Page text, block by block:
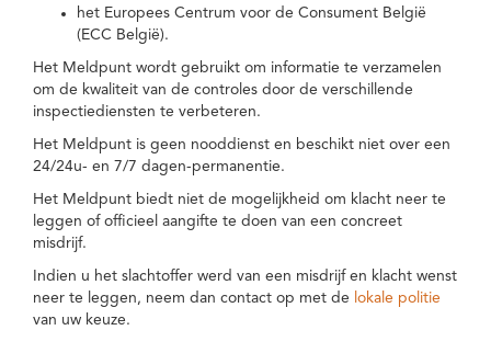
het Europees Centrum voor de Consument België
(ECC België).
Het Meldpunt wordt gebruikt om informatie te verzamelen
om de kwaliteit van de controles door de verschillende
inspectiediensten te verbeteren.
Het Meldpunt is geen nooddienst en beschikt niet over een
24/24u- en 7/7 dagen-permanentie.
Het Meldpunt biedt niet de mogelijkheid om klacht neer te
leggen of officieel aangifte te doen van een concreet
misdrijf.
Indien u het slachtoffer werd van een misdrijf en klacht wenst
neer te leggen, neem dan contact op met de lokale politie
van uw keuze.